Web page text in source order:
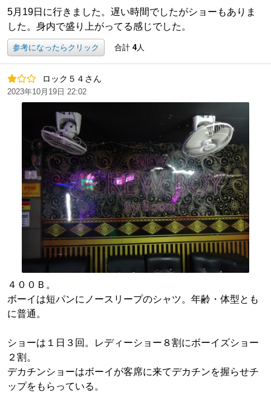
5月19日に行きました。遅い時間でしたがショーもありま
した。身内で盛り上がってる感じでした。
参考になったらクリック 合計 4人
ロック５４さん
2023年10月19日 22:02
４００Ｂ。
ボーイは短パンにノースリープのシャツ。年齢・体型とも
に普通。
ショーは１日３回。レディーショー８割にボーイズショー
２割。
デカチンショーはボーイが客席に来てデカチンを握らせチ
ップをもらっている。